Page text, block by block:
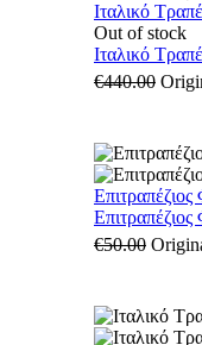
Ιταλικό
Out of stock
Ιταλικό
€440.00
€50.00